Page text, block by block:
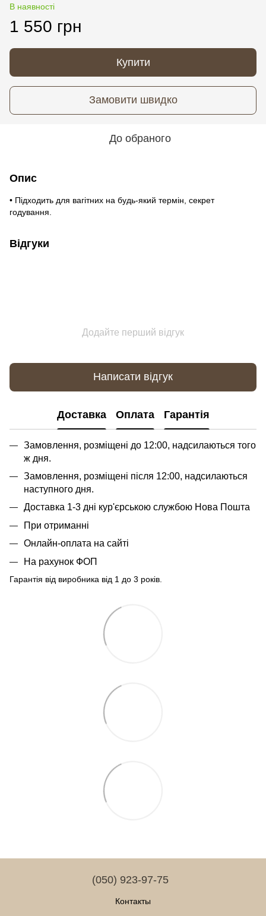
В наявності
1 550 грн
Купити
Замовити швидко
До обраного
Опис
• Підходить для вагітних на будь-який термін, секрет
годування.
Відгуки
Додайте перший відгук
Написати відгук
Доставка Оплата Гарантія
Замовлення, розміщені до 12:00, надсилаються того
ж дня.
Замовлення, розміщені після 12:00, надсилаються
наступного дня.
Доставка 1-3 дні кур'єрською службою Нова Пошта
При отриманні
Онлайн-оплата на сайті
На рахунок ФОП
Гарантія від виробника від 1 до 3 років.
(050) 923-97-75
Контакты